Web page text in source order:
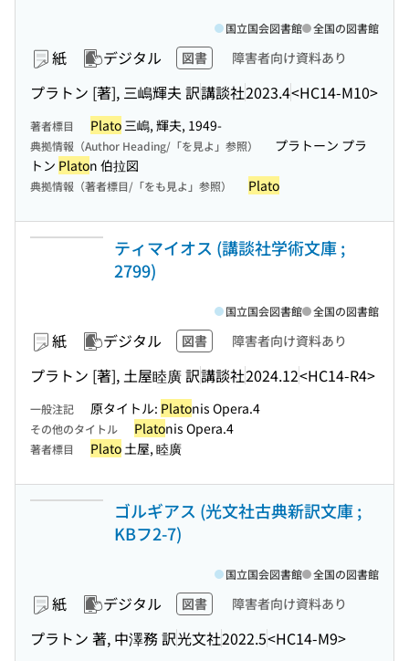
紙 デジタル 図書 障害者向け資料あり
プラトン [著], 三嶋輝夫 訳講談社2023.4<HC14-M10>
国立国会図書館 全国の図書館
著者標目 Plato 三嶋, 輝夫, 1949-
典拠情報（Author Heading/「を見よ」参照）
プラトーン プラ
トン Platon 伯拉図
典拠情報（著者標目/「をも見よ」参照） Plato
ティマイオス (講談社学術文庫 ;
2799)
紙 デジタル 図書 障害者向け資料あり
プラトン [著], 土屋睦廣 訳講談社2024.12<HC14-R4>
国立国会図書館 全国の図書館
一般注記 原タイトル: Platonis Opera.4
その他のタイトル Platonis Opera.4
著者標目 Plato土屋, 睦廣
ゴルギアス (光文社古典新訳文庫 ;
KBフ2-7)
紙 デジタル 図書 障害者向け資料あり
プラトン 著, 中澤務 訳光文社2022.5<HC14-M9>
国立国会図書館 全国の図書館